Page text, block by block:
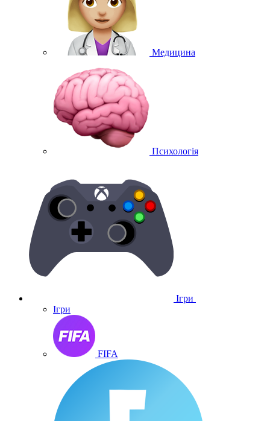
Медицина
Психологія
Ігри
Ігри
FIFA